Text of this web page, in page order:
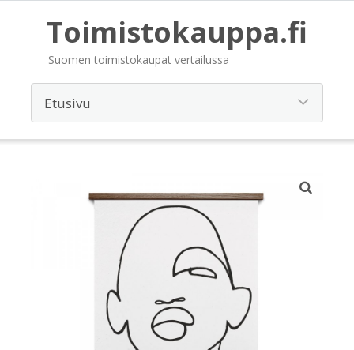
Toimistokauppa.fi
Suomen toimistokaupat vertailussa